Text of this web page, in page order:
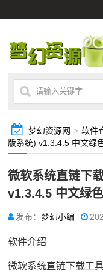
梦幻资源网 > 软件
版系统) v1.3.4.5 中文绿
微软系统直链下
v1.3.4.5 中文绿
发布：梦幻小编
软件介绍
微软系统直链下载工